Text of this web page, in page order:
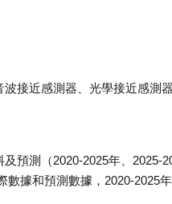
接近感測器、光學接近感測器
預測（2020-2025年、2025-
據和預測數據，2020-2025